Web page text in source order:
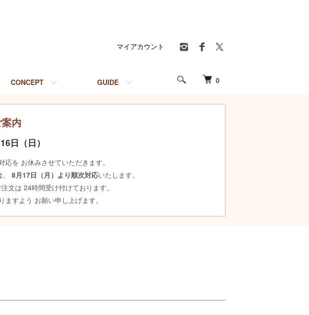
0
CONCEPT GUIDE
マイアカウント
内
日（日）
を お休みさせていただきます。
8月17日（月）より順次対応いたします。
文は 24時間受け付けております。
すよう お願い申し上げます。